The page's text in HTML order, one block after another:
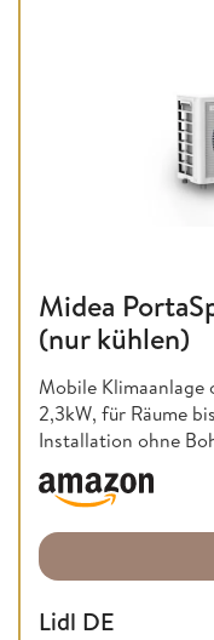
Midea
(nur kühlen)
Mobile
2,3kW, für Räume
Installation ohne
Lidl DE